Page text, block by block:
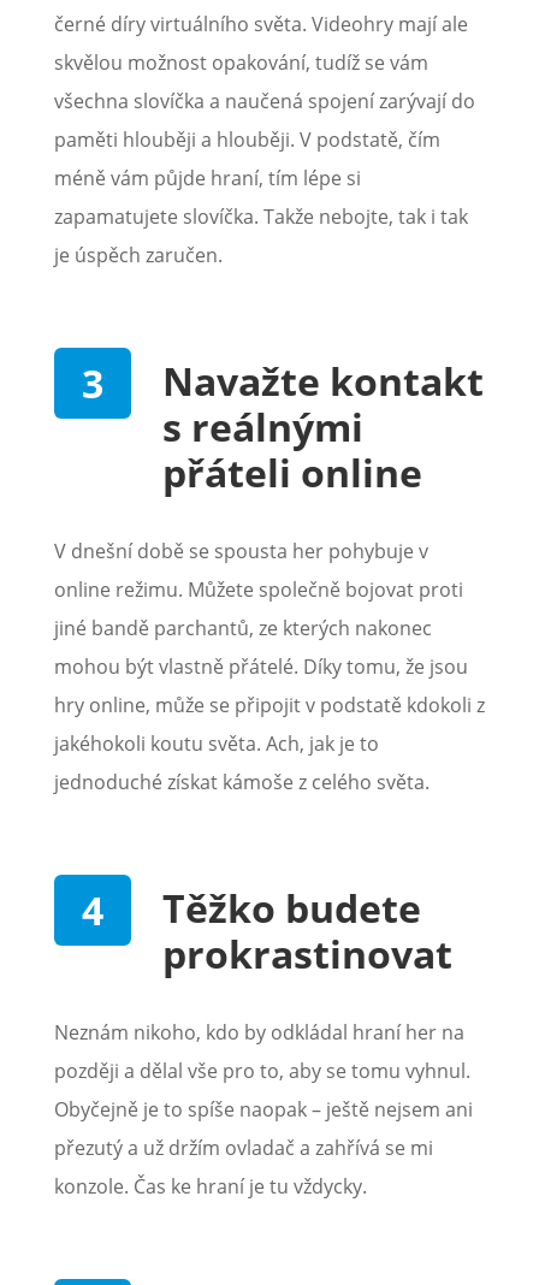
černé díry virtuálního světa. Videohry mají ale
skvělou možnost opakování, tudíž se vám
všechna slovíčka a naučená spojení zarývají do
paměti hlouběji a hlouběji. V podstatě, čím
méně vám půjde hraní, tím lépe si
zapamatujete slovíčka. Takže nebojte, tak i tak
je úspěch zaručen.
Navažte kontakt
s reálnými
přáteli online
V dnešní době se spousta her pohybuje v
online režimu. Můžete společně bojovat proti
jiné bandě parchantů, ze kterých nakonec
mohou být vlastně přátelé. Díky tomu, že jsou
hry online, může se připojit v podstatě kdokoli z
jakéhokoli koutu světa. Ach, jak je to
jednoduché získat kámoše z celého světa.
Těžko budete
prokrastinovat
Neznám nikoho, kdo by odkládal hraní her na
později a dělal vše pro to, aby se tomu vyhnul.
Obyčejně je to spíše naopak – ještě nejsem ani
přezutý a už držím ovladač a zahřívá se mi
konzole. Čas ke hraní je tu vždycky.